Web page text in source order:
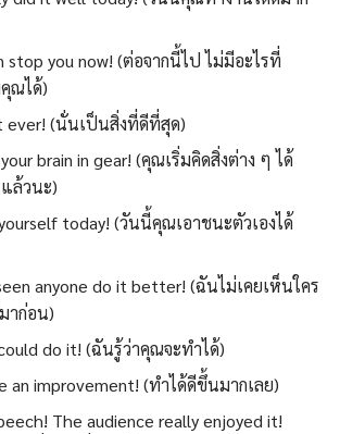
stop you now! (ต่อจากนี้ไป ไม่มีอะไรที่
ณได้)
ever! (นั่นเป็นสิ่งที่ดีที่สุด)
brain in gear! (คุณเริ่มคิดสิ่งต่าง ๆ ได้
ล้วนะ)
today! (วันนี้คุณเอาชนะตัวเองได้
anyone do it better! (ฉันไม่เคยเห็นใคร
าก่อน)
do it! (ฉันรู้ว่าคุณจะทำได้)
an improvement! (ทำได้ดีขึ้นมากเลย)
The audience really enjoyed it!